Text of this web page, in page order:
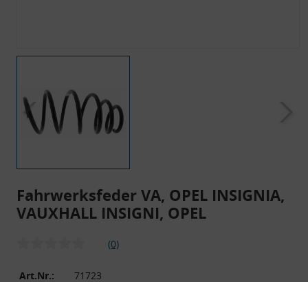
Fahrwerksfeder VA, OPEL INSIGNIA,
VAUXHALL INSIGNI, OPEL
(0)
Art.Nr.:
71723